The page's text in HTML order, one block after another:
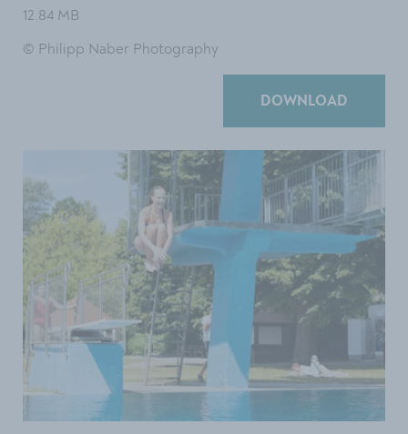
12.84 MB
© Philipp Naber Photography
DOWNLOAD